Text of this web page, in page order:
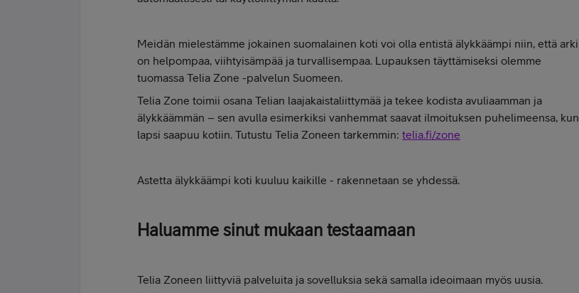
Meidän mielestämme jokainen suomalainen koti voi olla entistä älykkäämpi niin, että arki
on helpompaa, viihtyisämpää ja turvallisempaa. Lupauksen täyttämiseksi olemme
tuomassa Telia Zone -palvelun Suomeen.
Telia Zone toimii osana Telian laajakaistaliittymää ja tekee kodista avuliaamman ja
älykkäämmän – sen avulla esimerkiksi vanhemmat saavat ilmoituksen puhelimeensa, kun
lapsi saapuu kotiin. Tutustu Telia Zoneen tarkemmin: telia.fi/zone
Astetta älykkäämpi koti kuuluu kaikille - rakennetaan se yhdessä.
Haluamme sinut mukaan testaamaan
Telia Zoneen liittyviä palveluita ja sovelluksia sekä samalla ideoimaan myös uusia.